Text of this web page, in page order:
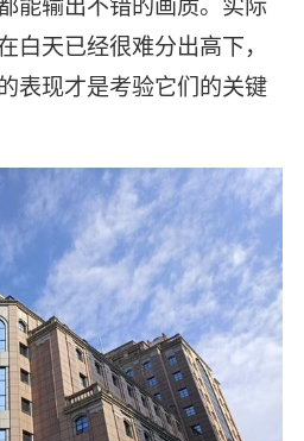
白天已经很难分出高下，
表现才是考验它们的关键